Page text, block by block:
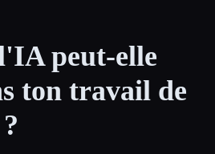
peut-elle
ton travail de